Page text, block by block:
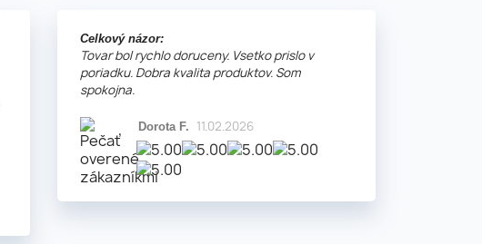
Celkový názor:
Tovar bol rychlo doruceny. Vsetko prislo v
poriadku. Dobra kvalita produktov. Som
spokojna.
Dorota F. 11.02.2026